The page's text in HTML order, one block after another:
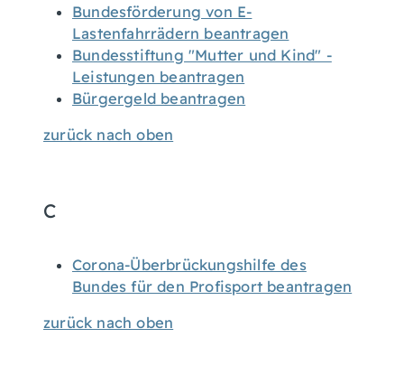
Bundesförderung von E-
Lastenfahrrädern beantragen
Bundesstiftung "Mutter und Kind" -
Leistungen beantragen
Bürgergeld beantragen
zurück nach oben
C
Corona-Überbrückungshilfe des
Bundes für den Profisport beantragen
zurück nach oben